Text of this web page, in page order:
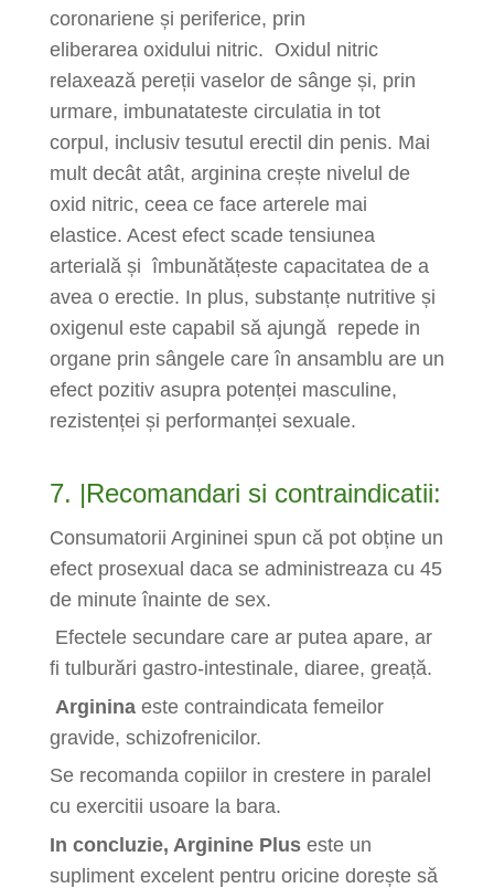
coronariene și periferice, prin
eliberarea oxidului nitric. Oxidul nitric
relaxează pereții vaselor de sânge și, prin
urmare, imbunatateste circulatia in tot
corpul, inclusiv tesutul erectil din penis. Mai
mult decât atât, arginina crește nivelul de
oxid nitric, ceea ce face arterele mai
elastice. Acest efect scade tensiunea
arterială și îmbunătățeste capacitatea de a
avea o erectie. In plus, substanțe nutritive și
oxigenul este capabil să ajungă repede in
organe prin sângele care în ansamblu are un
efect pozitiv asupra potenței masculine,
rezistenței și performanței sexuale.
7. |Recomandari si contraindicatii:
Consumatorii Argininei spun că pot obține un
efect prosexual daca se administreaza cu 45
de minute înainte de sex.
Efectele secundare care ar putea apare, ar
fi tulburări gastro-intestinale, diaree, greață.
Arginina este contraindicata femeilor
gravide, schizofrenicilor.
Se recomanda copiilor in crestere in paralel
cu exercitii usoare la bara.
In concluzie, Arginine Plus este un
supliment excelent pentru oricine dorește să